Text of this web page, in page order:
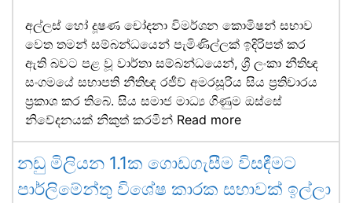
අල්ලස් හෝ දූෂණ චෝදනා විමර්ශන කොමිෂන් සභාව
වෙත තමන් සම්බන්ධයෙන් පැමිණිල්ලක් ඉදිරිපත් කර
ඇති බවට පළ වූ වාර්තා සම්බන්ධයෙන්, ශ්‍රී ලංකා නීතිඥ
සංගමයේ සභාපති නීතිඥ රජීව් අමරසූරිය සිය ප්‍රතිචාරය
ප්‍රකාශ කර තිබේ. සිය සමාජ මාධ්‍ය ගිණුම ඔස්සේ
නිවේදනයක් නිකුත් කරමින් Read more
නඩු මිලියන 1.1ක ගොඩගැසීම විසඳීමට
පාර්ලිමේන්තු විශේෂ කාරක සභාවක් ඉල්ලා